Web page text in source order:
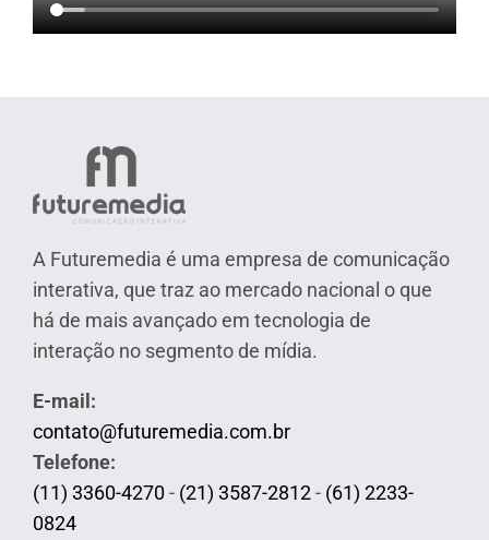
A Futuremedia é uma empresa de comunicação
interativa, que traz ao mercado nacional o que
há de mais avançado em tecnologia de
interação no segmento de mídia.
E-mail:
contato@futuremedia.com.br
Telefone:
(11) 3360-4270 - (21) 3587-2812- (61) 2233-
0824